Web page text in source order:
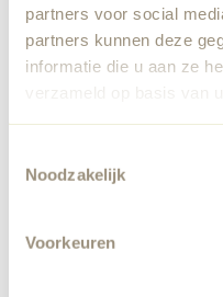
partners voor social
partners kunnen deze
informatie die u aan ze
verzameld op basis van
Noodzakelijk
Voorkeuren